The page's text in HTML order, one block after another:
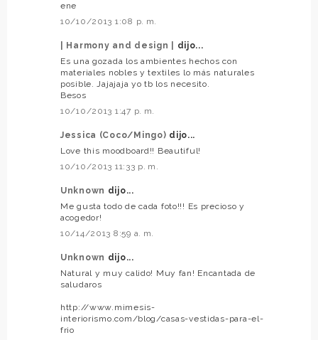
ene
10/10/2013 1:08 p. m.
| Harmony and design |
dijo...
Es una gozada los ambientes hechos con
materiales nobles y textiles lo más naturales
posible. Jajajaja yo tb los necesito.
Besos
10/10/2013 1:47 p. m.
Jessica (Coco/Mingo) dijo...
Love this moodboard!! Beautiful!
10/10/2013 11:33 p. m.
Unknown dijo...
Me gusta todo de cada foto!!! Es precioso y
acogedor!
10/14/2013 8:59 a. m.
Unknown dijo...
Natural y muy calido! Muy fan! Encantada de
saludaros
http://www.mimesis-
interiorismo.com/blog/casas-vestidas-para-el-
frio